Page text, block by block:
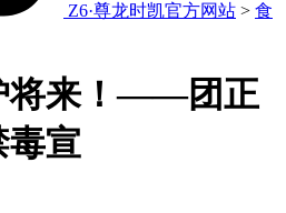
Z6·尊龙时凯官方网站 > 食
将来！——团正
毒宣